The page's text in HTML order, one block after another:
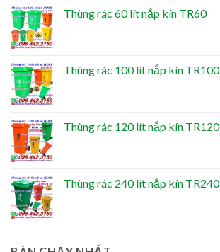
Thùng rác 60 lít nắp kín TR60
Thùng rác 100 lít nắp kín TR100
Thùng rác 120 lít nắp kín TR120
Thùng rác 240 lít nắp kín TR240